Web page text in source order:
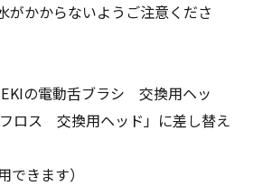
がかからないようご注意くださ
の電動舌ブラシ 交換用ヘッ
ロス 交換用ヘッド」に差し替え
できます）